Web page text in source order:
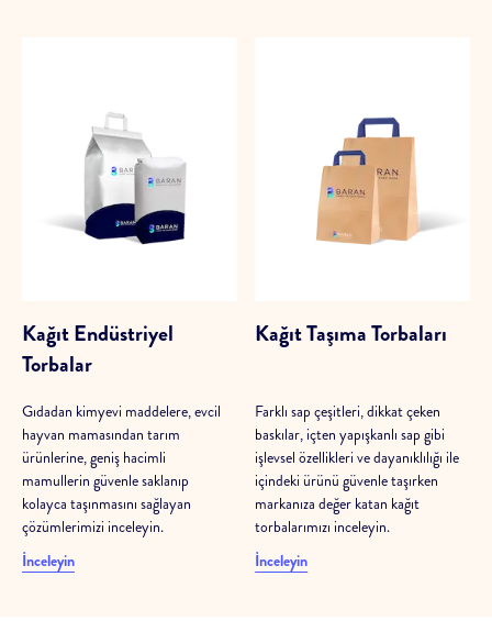
Kağıt Endüstriyel
Torbalar
Gıdadan kimyevi maddelere, evcil
hayvan mamasından tarım
ürünlerine, geniş hacimli
mamullerin güvenle saklanıp
kolayca taşınmasını sağlayan
çözümlerimizi inceleyin.
İnceleyin
Kağıt Taşıma Torbaları
Farklı sap çeşitleri, dikkat çeken
baskılar, içten yapışkanlı sap gibi
işlevsel özellikleri ve dayanıklılığı ile
içindeki ürünü güvenle taşırken
markanıza değer katan kağıt
torbalarımızı inceleyin.
İnceleyin